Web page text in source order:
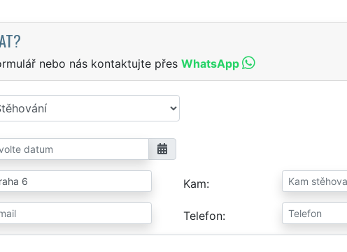
nebo nás kontaktujte přes WhatsApp
Kam
Telefon